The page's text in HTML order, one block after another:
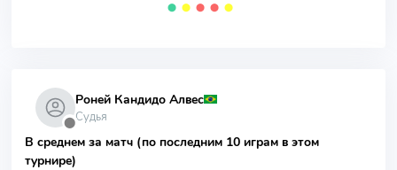
⬤ ⬤ ⬤ ⬤ ⬤
⬤
Роней Кандидо Алвес
Судья
В среднем за матч (по последним 10 играм в этом
турнире)